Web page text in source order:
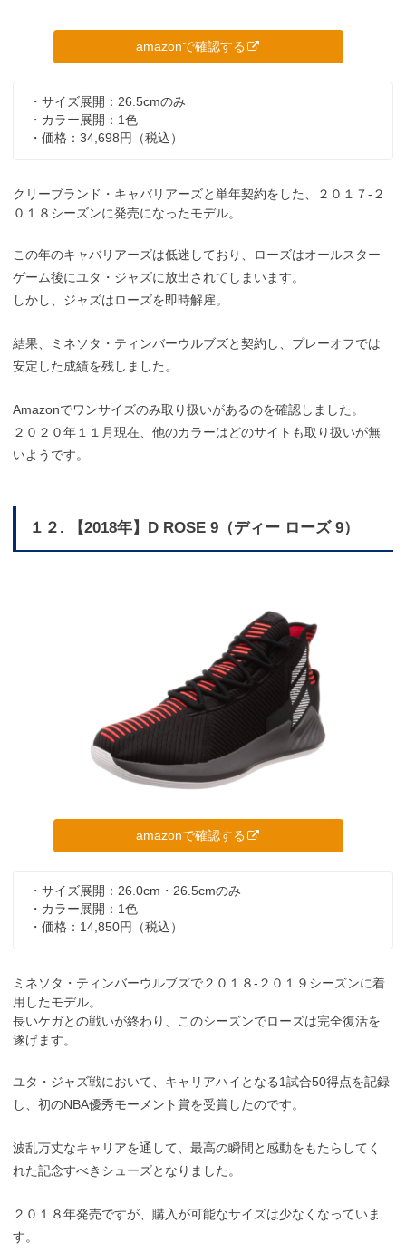
amazonで確認する
・サイズ展開：26.5cmのみ
・カラー展開：1色
・価格：34,698円（税込）
クリーブランド・キャバリアーズと単年契約をした、２０１７-２
０１８シーズンに発売になったモデル。
この年のキャバリアーズは低迷しており、ローズはオールスター
ゲーム後にユタ・ジャズに放出されてしまいます。
しかし、ジャズはローズを即時解雇。
結果、ミネソタ・ティンバーウルブズと契約し、プレーオフでは
安定した成績を残しました。
Amazonでワンサイズのみ取り扱いがあるのを確認しました。
２０２０年１１月現在、他のカラーはどのサイトも取り扱いが無
いようです。
１２. 【2018年】D ROSE 9（ディー ローズ 9）
amazonで確認する
・サイズ展開：26.0cm・26.5cmのみ
・カラー展開：1色
・価格：14,850円（税込）
ミネソタ・ティンバーウルブズで２０１８-２０１９シーズンに着
用したモデル。
長いケガとの戦いが終わり、このシーズンでローズは完全復活を
遂げます。
ユタ・ジャズ戦において、キャリアハイとなる1試合50得点を記録
し、初のNBA優秀モーメント賞を受賞したのです。
波乱万丈なキャリアを通して、最高の瞬間と感動をもたらしてく
れた記念すべきシューズとなりました。
２０１８年発売ですが、購入が可能なサイズは少なくなっていま
す。